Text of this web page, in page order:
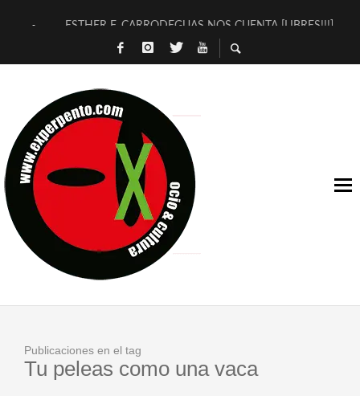
ESTHER F. CARRODEGUAS NOS CUENTA [LIBRES!!!]
[TERRA DE GUAPES] DE SANDRA MONFORT
TIMBRE 4, LA ESCUELA DEL DIRECTOR TEATRAL CLAUDIO
30 AÑOS (NO ES NADA) DE LA KATARSIS DEL TOMATAZO
MILITARES JUDÍAS EN #EXVITA
D’BALDOMEROS REINVENTAN [BITÁCORA 3.0] EN EXVITA
MARSHALL FLASH PRESENTA EN EXVITA [RELATIVA
JOFRE BARDAGÍ EN EXVITA INTERPRETANDO A SERRAT
Publicaciones en el tag
Tu peleas como una vaca